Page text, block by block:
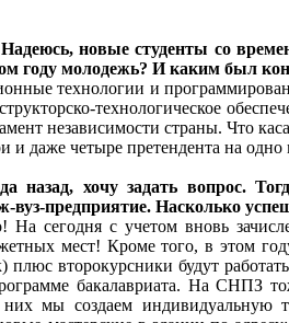
новые студенты со
году молодежь? И каким был
технологии и
технологическое
независимости страны. Что
даже четыре претендента на одно
назад, хочу задать вопрос.
предприятие. Насколько
сегодня с учетом вновь
мест! Кроме того, в этом
второкурсники будут
бакалавриата. На СНПЗ
мы создаем индивидуальную